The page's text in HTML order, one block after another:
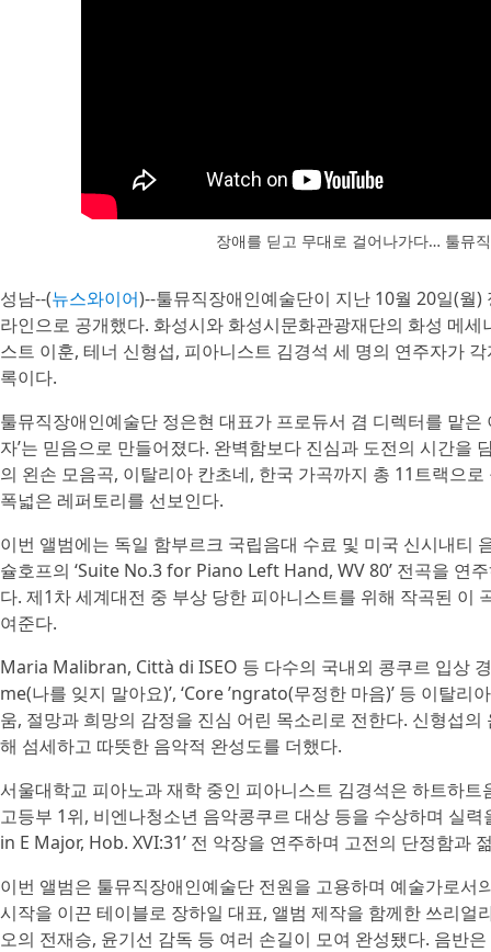
장애를 딛고 무대로 걸어나가다… 툴뮤
성남--(뉴스와이어)--툴뮤직장애인예술단이 지난 10월 20일(월)
라인으로 공개했다. 화성시와 화성시문화관광재단의 화성 메
스트 이훈, 테너 신형섭, 피아니스트 김경석 세 명의 연주자가
록이다.
툴뮤직장애인예술단 정은현 대표가 프로듀서 겸 디렉터를 맡
자’는 믿음으로 만들어졌다. 완벽함보다 진심과 도전의 시간을
의 왼손 모음곡, 이탈리아 칸초네, 한국 가곡까지 총 11트랙으
폭넓은 레퍼토리를 선보인다.
이번 앨범에는 독일 함부르크 국립음대 수료 및 미국 신시내티
슐호프의 ‘Suite No.3 for Piano Left Hand, WV 80’ 전곡을 연
다. 제1차 세계대전 중 부상 당한 피아니스트를 위해 작곡된 이
여준다.
Maria Malibran, Città di ISEO 등 다수의 국내외 콩쿠르 입상
me(나를 잊지 말아요)’, ‘Core ’ngrato(무정한 마음)’ 등 이탈리
움, 절망과 희망의 감정을 진심 어린 목소리로 전한다. 신형섭
해 섬세하고 따뜻한 음악적 완성도를 더했다.
서울대학교 피아노과 재학 중인 피아니스트 김경석은 하트하
고등부 1위, 비엔나청소년 음악콩쿠르 대상 등을 수상하며 실
in E Major, Hob. XVI:31’ 전 악장을 연주하며 고전의 단정함과
이번 앨범은 툴뮤직장애인예술단 전원을 고용하며 예술가로서
시작을 이끈 테이블로 장하일 대표, 앨범 제작을 함께한 쓰리
오의 전재승, 윤기선 감독 등 여러 손길이 모여 완성됐다. 음반